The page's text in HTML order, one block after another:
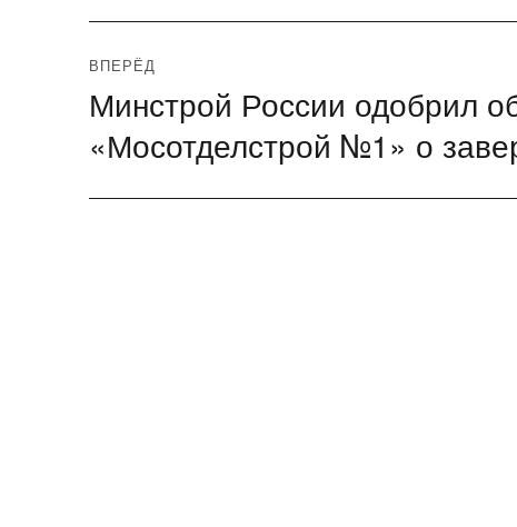
ВПЕРЁД
Следующая
Минстрой России одобрил
«Мосотделстрой №1» о